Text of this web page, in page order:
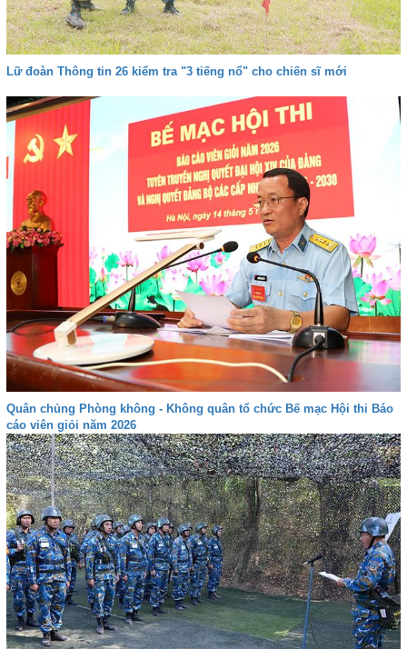
Lữ đoàn Thông tin 26 kiểm tra "3 tiếng nổ" cho chiến sĩ mới
Quân chủng Phòng không - Không quân tổ chức Bế mạc Hội thi Báo
cáo viên giỏi năm 2026